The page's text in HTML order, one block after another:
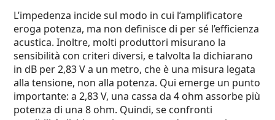
L’impedenza incide sul modo in cui l’amplificatore
eroga potenza, ma non definisce di per sé l’efficienza
acustica. Inoltre, molti produttori misurano la
sensibilità con criteri diversi, e talvolta la dichiarano
in dB per 2,83 V a un metro, che è una misura legata
alla tensione, non alla potenza. Qui emerge un punto
importante: a 2,83 V, una cassa da 4 ohm assorbe più
potenza di una 8 ohm. Quindi, se confronti